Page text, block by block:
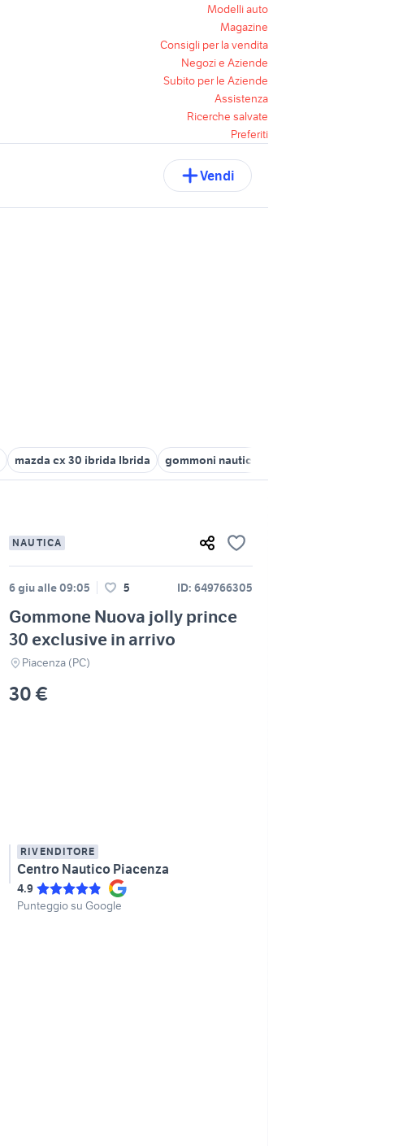
Modelli auto
Magazine
Consigli per la vendita
Negozi e Aziende
Subito per le Aziende
Assistenza
Ricerche salvate
Preferiti
Vendi
mazda cx 30 ibrida Ibrida gommoni nautica Parma provincia
NAUTICA
6 giu alle 09:05 5 ID: 649766305
Gommone Nuova jolly prince
30 exclusive in arrivo
Piacenza (PC)
30 €
RIVENDITORE
Centro Nautico Piacenza
4.9
Punteggio su Google